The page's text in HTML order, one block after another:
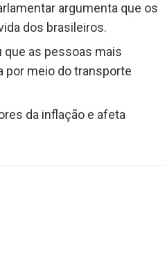
argumenta que os
dos brasileiros.
as pessoas mais
por meio do transporte
da inflação e afeta